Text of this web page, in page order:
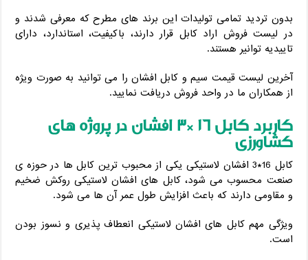
بدون تردید تمامی تولیدات این برند های مطرح که معرفی شدند و
در لیست فروش اراد کابل قرار دارند، باکیفیت، استاندارد، دارای
تاییدیه توانیر هستند.
آخرین لیست قیمت سیم و کابل افشان را می توانید به صورت ویژه
از همکاران ما در واحد فروش دریافت نمایید.
کاربرد کابل16
*3 افشان در پروژه های
کشاورزی
کابل 16*3 افشان لاستیکی یکی از محبوب ترین کابل ها در حوزه ی
صنعت محسوب می شود، کابل های افشان لاستیکی روکش ضخیم
و مقاومی دارند که باعث افزایش طول عمر آن ها می شود.
ویژگی مهم کابل های افشان لاستیکی انعطاف پذیری و نسوز بودن
است.